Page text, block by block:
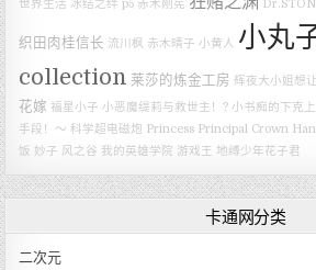
世界生活 冰结之绊 p5 赤木刚宪
织田肉桂信长 流川枫 赤木晴子 小黄人 小丸
collection 莱莎的炼金工房 辉夜大小姐想
花嫁 福星小子 小恶魔缇莉与救世主！? 小书痴的下克
手段！～ 科学超电磁炮 Princess Principal Crown
饭 妙子 风之谷 我的英雄学院 游戏王 地缚少年花子君
卡通网分类
二次元